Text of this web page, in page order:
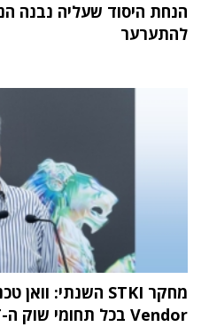
הנחת היסוד שעליה נבנה
להתערער
Vendor בכל תחומי שוק ה-IT